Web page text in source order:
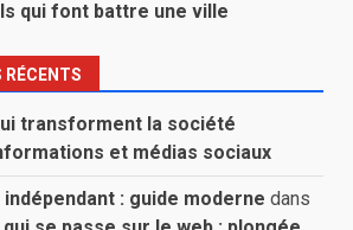
qui font battre une ville
RÉCENTS
transforment la société
et médias sociaux
: guide moderne dans